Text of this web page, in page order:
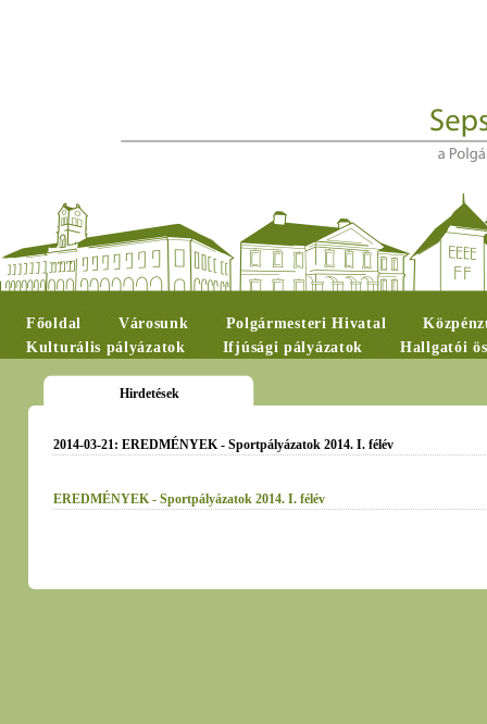
Főoldal Városunk Polgármesteri Hivatal
Kulturális pályázatok
Ifjúsági pályázatok Hallgatói
Hirdetések
2014-03-21: EREDMÉNYEK - Sportpályázatok 2014. I. félév
EREDMÉNYEK - Sportpályázatok 2014. I. félév